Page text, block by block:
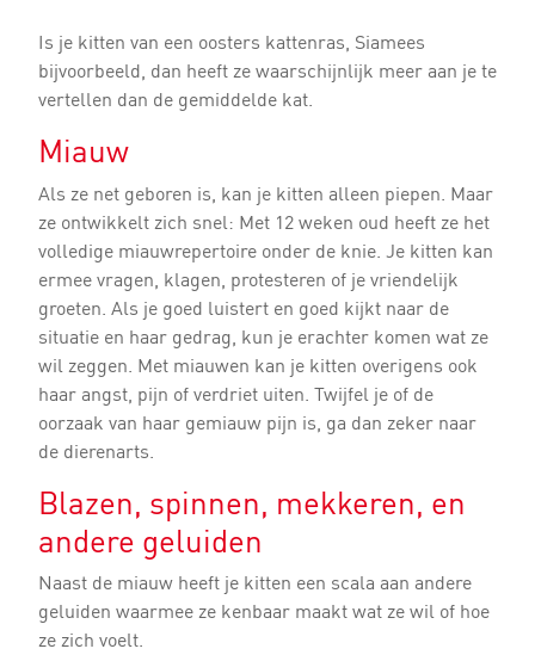
Is je kitten van een oosters kattenras, Siamees
bijvoorbeeld, dan heeft ze waarschijnlijk meer aan je te
vertellen dan de gemiddelde kat.
Miauw
Als ze net geboren is, kan je kitten alleen piepen. Maar
ze ontwikkelt zich snel: Met 12 weken oud heeft ze het
volledige miauwrepertoire onder de knie. Je kitten kan
ermee vragen, klagen, protesteren of je vriendelijk
groeten. Als je goed luistert en goed kijkt naar de
situatie en haar gedrag, kun je erachter komen wat ze
wil zeggen. Met miauwen kan je kitten overigens ook
haar angst, pijn of verdriet uiten. Twijfel je of de
oorzaak van haar gemiauw pijn is, ga dan zeker naar
de dierenarts.
Blazen, spinnen, mekkeren, en
andere geluiden
Naast de miauw heeft je kitten een scala aan andere
geluiden waarmee ze kenbaar maakt wat ze wil of hoe
ze zich voelt.